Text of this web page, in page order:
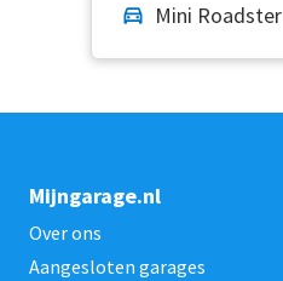
Mini Roadster
Mijngarage.nl
Over ons
Aangesloten garages